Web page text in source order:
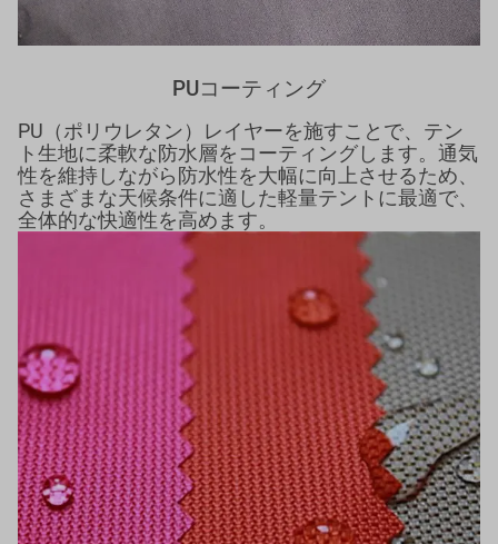
PUコーティング
PU（ポリウレタン）レイヤーを施すことで、テン
ト生地に柔軟な防水層をコーティングします。通気
性を維持しながら防水性を大幅に向上させるため、
さまざまな天候条件に適した軽量テントに最適で、
全体的な快適性を高めます。